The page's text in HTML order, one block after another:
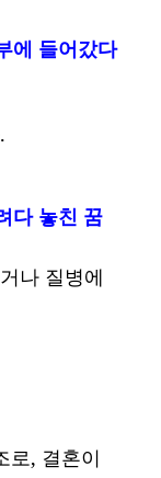
에 들어갔다
다 놓친 꿈
나 질병에
로, 결혼이